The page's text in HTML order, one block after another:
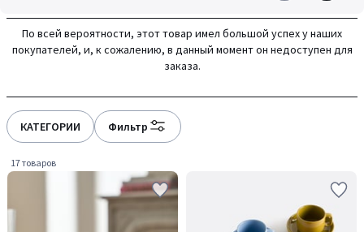
à
gauche
à
droite
По всей вероятности, этот товар имел большой успех у наших
покупателей, и, к сожалению, в данный момент он недоступен для
заказа.
КАТЕГОРИИ Фильтр
17 товаров